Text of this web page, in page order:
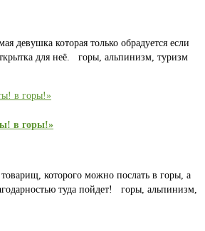
девушка которая только обрадуется если
для неё. горы, альпинизм, туризм
в горы!»
которого можно послать в горы, а
туда пойдет! горы, альпинизм,